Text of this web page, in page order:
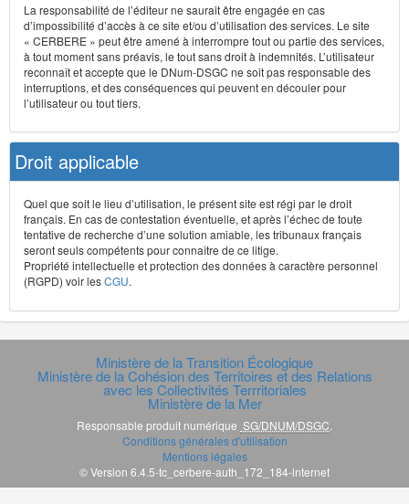
La responsabilité de l’éditeur ne saurait être engagée en cas
d’impossibilité d’accès à ce site et/ou d’utilisation des services. Le site
« CERBERE » peut être amené à interrompre tout ou partie des services,
à tout moment sans préavis, le tout sans droit à indemnités. L’utilisateur
reconnaît et accepte que le DNum-DSGC ne soit pas responsable des
interruptions, et des conséquences qui peuvent en découler pour
l’utilisateur ou tout tiers.
Droit applicable
Quel que soit le lieu d’utilisation, le présent site est régi par le droit
français. En cas de contestation éventuelle, et après l’échec de toute
tentative de recherche d’une solution amiable, les tribunaux français
seront seuls compétents pour connaître de ce litige.
Propriété intellectuelle et protection des données à caractère personnel
(RGPD) voir lesCGU.
Ministère de la Transition Écologique
Ministère de la Cohésion des Territoires et des Relations
avec les Collectivités Terrritoriales
Ministère de la Mer
Responsable produit numérique SG/DNUM/DSGC
Conditions générales d'utilisation
Mentions légales
© Version 6.4.5-tc_cerbere-auth_172_184-internet